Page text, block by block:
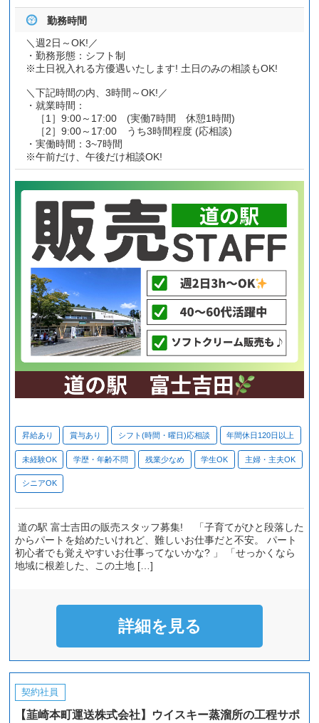
勤務時間
＼週2日～OK!／
・勤務形態：シフト制
※土日祝入れる方優遇いたします! 土日のみの相談もOK!
＼下記時間の内、3時間～OK!／
・就業時間：
［1］9:00～17:00 (実働7時間 休憩1時間)
［2］9:00～17:00 うち3時間程度 (応相談)
・実働時間：3~7時間
※午前だけ、午後だけ相談OK!
昇給あり 賞与あり シフト(時間・曜日)応相談 年間休日120日以上
未経験OK 学歴・年齢不問 残業少なめ 学生OK 主婦・主夫OK
シニアOK
道の駅 富士吉田の販売スタッフ募集! 「子育てがひと段落した
からパートを始めたいけれど、難しいお仕事だと不安。 パート
初心者でも覚えやすいお仕事ってないかな? 」 「せっかくなら
地域に根差した、この土地 […]
詳細を見る
契約社員
【韮崎本町運送株式会社】ウイスキー蒸溜所の工程サポ